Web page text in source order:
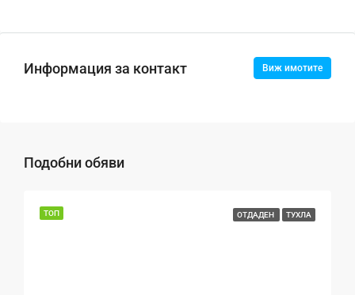
Информация за контакт Виж имотите
Подобни обяви
ТОП ОТДАДЕН ТУХЛА